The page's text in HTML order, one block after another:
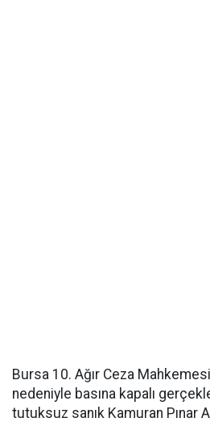
Bursa 10. Ağır Ceza
nedeniyle basına kapalı
tutuksuz sanık Kamuran Pınar